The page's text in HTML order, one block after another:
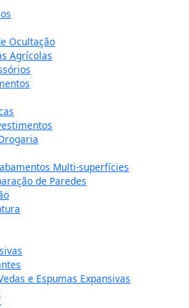
Ocultação
Agrícolas
Multi-superfícies
de Paredes
e Espumas Expansivas